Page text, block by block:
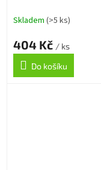
Skladem (>5 ks)
404 Kč / ks
Do košíku